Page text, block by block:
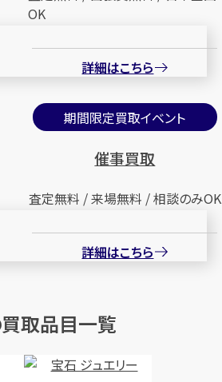
OK
詳細はこちら
期間限定買取イベント
催事買取
査定無料 / 来場無料 / 相談のみOK
詳細はこちら
取品目一覧